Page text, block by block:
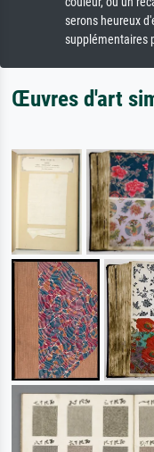
serons heureux
supplémentaires
Œuvres d'art